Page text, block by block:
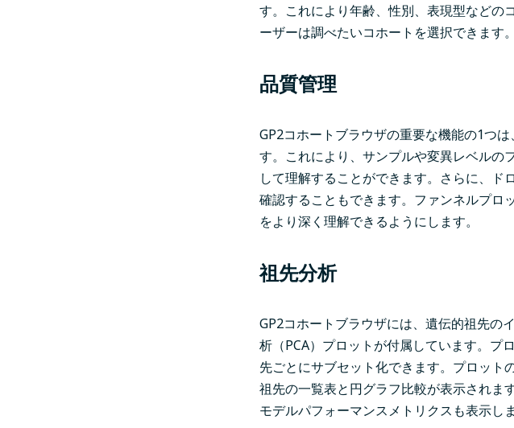
す。これにより年齢、性別、表現型などの
ーザーは調べたいコホートを選択できます。
品質管理
GP2コホートブラウザの重要な機能の1つ
す。これにより、サンプルや変異レベルの
して理解することができます。さらに、ド
確認することもできます。ファンネルプロ
をより深く理解できるようにします。
祖先分析
GP2コホートブラウザには、遺伝的祖先の
析（PCA）プロットが付属しています。プ
先ごとにサブセット化できます。プロット
祖先の一覧表と円グラフ比較が表示されま
モデルパフォーマンスメトリクスも表示しま